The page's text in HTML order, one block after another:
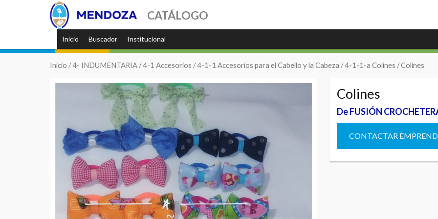
CATÁLOGO
Inicio Buscador Institucional
Inicio /4- INDUMENTARIA /4-1 Accesorios /4-1-1 Accesorios para el Cabello y la Cabeza /4-1-1-a Colines / Colines
Colines
De FUSIÓN
CONTACTAR